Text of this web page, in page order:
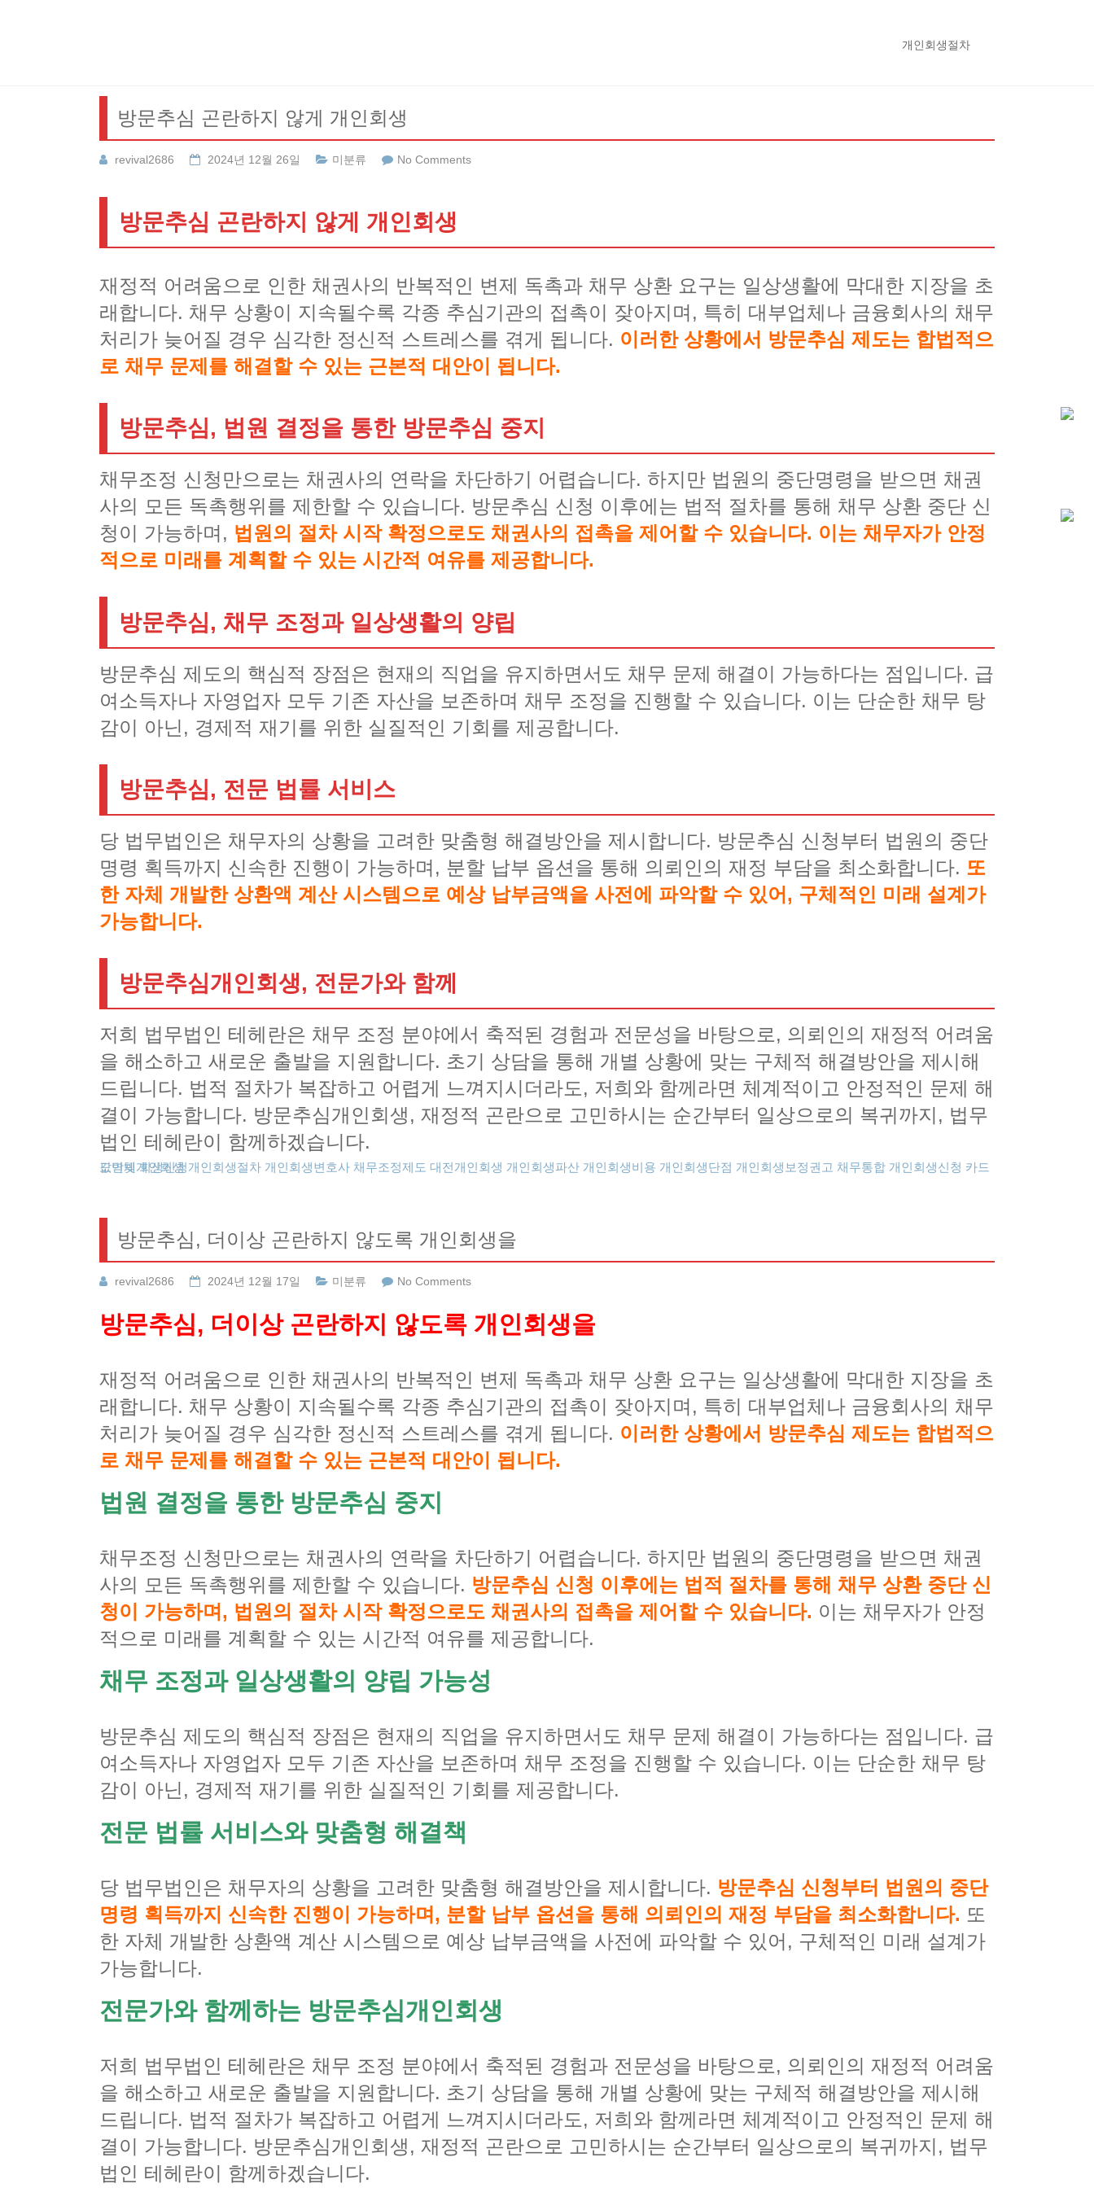
개인회생절차
방문추심 곤란하지 않게 개인회생
revival2686 2024년 12월 26일 미분류 No Comments
방문추심 곤란하지 않게 개인회생
재정적 어려움으로 인한 채권사의 반복적인 변제 독촉과 채무 상환 요구는 일상생활에 막대한 지장을 초
래합니다. 채무 상황이 지속될수록 각종 추심기관의 접촉이 잦아지며, 특히 대부업체나 금융회사의 채무
처리가 늦어질 경우 심각한 정신적 스트레스를 겪게 됩니다. 이러한 상황에서 방문추심 제도는 합법적으
로 채무 문제를 해결할 수 있는 근본적 대안이 됩니다.
방문추심, 법원 결정을 통한 방문추심 중지
채무조정 신청만으로는 채권사의 연락을 차단하기 어렵습니다. 하지만 법원의 중단명령을 받으면 채권
사의 모든 독촉행위를 제한할 수 있습니다. 방문추심 신청 이후에는 법적 절차를 통해 채무 상환 중단 신
청이 가능하며, 법원의 절차 시작 확정으로도 채권사의 접촉을 제어할 수 있습니다. 이는 채무자가 안정
적으로 미래를 계획할 수 있는 시간적 여유를 제공합니다.
방문추심, 채무 조정과 일상생활의 양립
방문추심 제도의 핵심적 장점은 현재의 직업을 유지하면서도 채무 문제 해결이 가능하다는 점입니다. 급
여소득자나 자영업자 모두 기존 자산을 보존하며 채무 조정을 진행할 수 있습니다. 이는 단순한 채무 탕
감이 아닌, 경제적 재기를 위한 실질적인 기회를 제공합니다.
방문추심, 전문 법률 서비스
당 법무법인은 채무자의 상황을 고려한 맞춤형 해결방안을 제시합니다. 방문추심 신청부터 법원의 중단
명령 획득까지 신속한 진행이 가능하며, 분할 납부 옵션을 통해 의뢰인의 재정 부담을 최소화합니다. 또
한 자체 개발한 상환액 계산 시스템으로 예상 납부금액을 사전에 파악할 수 있어, 구체적인 미래 설계가
가능합니다.
방문추심개인회생, 전문가와 함께
저희 법무법인 테헤란은 채무 조정 분야에서 축적된 경험과 전문성을 바탕으로, 의뢰인의 재정적 어려움
을 해소하고 새로운 출발을 지원합니다. 초기 상담을 통해 개별 상황에 맞는 구체적 해결방안을 제시해
드립니다. 법적 절차가 복잡하고 어렵게 느껴지시더라도, 저희와 함께라면 체계적이고 안정적인 문제 해
결이 가능합니다. 방문추심개인회생, 재정적 곤란으로 고민하시는 순간부터 일상으로의 복귀까지, 법무
법인 테헤란이 함께하겠습니다.
도박빚개인회생 개인회생절차 개인회생변호사 채무조정제도 대전개인회생 개인회생파산 개인회생비용 개인회생단점 개인회생보정권고 채무통합 개인회생신청
카드값연체 회생신청
방문추심, 더이상 곤란하지 않도록 개인회생을
revival2686 2024년 12월 17일 미분류 No Comments
방문추심, 더이상 곤란하지 않도록 개인회생을
재정적 어려움으로 인한 채권사의 반복적인 변제 독촉과 채무 상환 요구는 일상생활에 막대한 지장을 초
래합니다. 채무 상황이 지속될수록 각종 추심기관의 접촉이 잦아지며, 특히 대부업체나 금융회사의 채무
처리가 늦어질 경우 심각한 정신적 스트레스를 겪게 됩니다. 이러한 상황에서 방문추심 제도는 합법적으
로 채무 문제를 해결할 수 있는 근본적 대안이 됩니다.
법원 결정을 통한 방문추심 중지
채무조정 신청만으로는 채권사의 연락을 차단하기 어렵습니다. 하지만 법원의 중단명령을 받으면 채권
사의 모든 독촉행위를 제한할 수 있습니다. 방문추심 신청 이후에는 법적 절차를 통해 채무 상환 중단 신
청이 가능하며, 법원의 절차 시작 확정으로도 채권사의 접촉을 제어할 수 있습니다. 이는 채무자가 안정
적으로 미래를 계획할 수 있는 시간적 여유를 제공합니다.
채무 조정과 일상생활의 양립 가능성
방문추심 제도의 핵심적 장점은 현재의 직업을 유지하면서도 채무 문제 해결이 가능하다는 점입니다. 급
여소득자나 자영업자 모두 기존 자산을 보존하며 채무 조정을 진행할 수 있습니다. 이는 단순한 채무 탕
감이 아닌, 경제적 재기를 위한 실질적인 기회를 제공합니다.
전문 법률 서비스와 맞춤형 해결책
당 법무법인은 채무자의 상황을 고려한 맞춤형 해결방안을 제시합니다. 방문추심 신청부터 법원의 중단
명령 획득까지 신속한 진행이 가능하며, 분할 납부 옵션을 통해 의뢰인의 재정 부담을 최소화합니다. 또
한 자체 개발한 상환액 계산 시스템으로 예상 납부금액을 사전에 파악할 수 있어, 구체적인 미래 설계가
가능합니다.
전문가와 함께하는 방문추심개인회생
저희 법무법인 테헤란은 채무 조정 분야에서 축적된 경험과 전문성을 바탕으로, 의뢰인의 재정적 어려움
을 해소하고 새로운 출발을 지원합니다. 초기 상담을 통해 개별 상황에 맞는 구체적 해결방안을 제시해
드립니다. 법적 절차가 복잡하고 어렵게 느껴지시더라도, 저희와 함께라면 체계적이고 안정적인 문제 해
결이 가능합니다. 방문추심개인회생, 재정적 곤란으로 고민하시는 순간부터 일상으로의 복귀까지, 법무
법인 테헤란이 함께하겠습니다.